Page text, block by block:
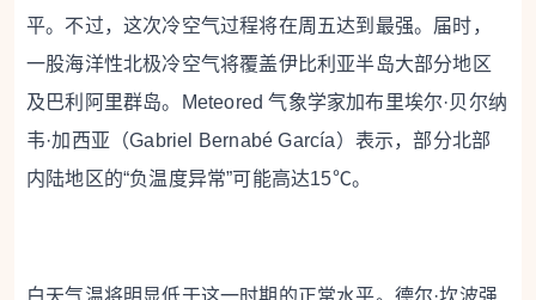
平。不过，这次冷空气过程将在周五达到最强。届时，
一股海洋性北极冷空气将覆盖伊比利亚半岛大部分地区
及巴利阿里群岛。Meteored 气象学家加布里埃尔·贝尔纳
韦·加西亚（Gabriel Bernabé García）表示，部分北部
内陆地区的“负温度异常”可能高达15℃。